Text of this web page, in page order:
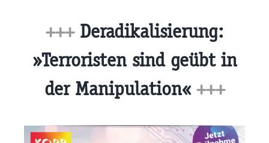
+++Deradikalisierung:
»Terroristen sind geübt in
der Manipulation« +++